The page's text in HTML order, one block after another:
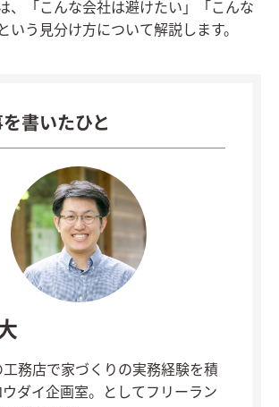
、「こんな会社は避けたい」「こんな
いう見分け方について解説します。
書いたひと
務店で家づくりの実務経験を積
ウダイ企画室。としてフリーラン